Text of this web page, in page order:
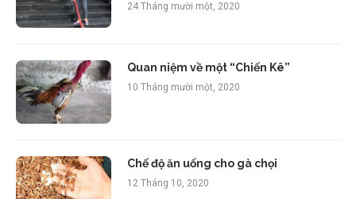
24 Tháng mười một, 2020
Quan niệm về một “Chiến Kê”
10 Tháng mười một, 2020
Chế độ ăn uống cho gà chọi
12 Tháng 10, 2020